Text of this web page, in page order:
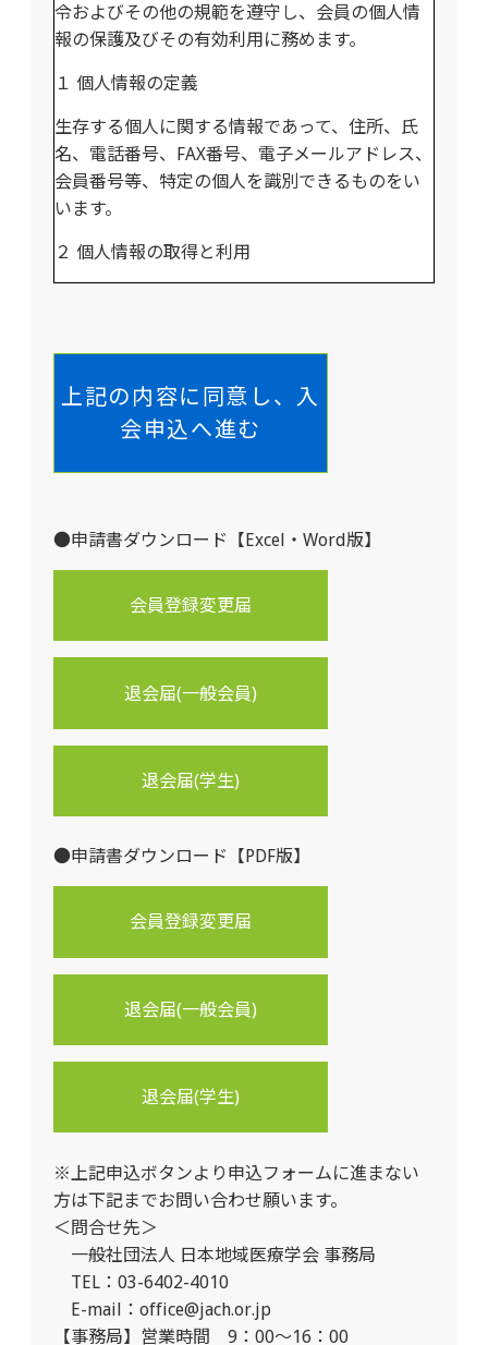
令およびその他の規範を遵守し、会員の個人情
報の保護及びその有効利用に務めます。
１ 個人情報の定義
生存する個人に関する情報であって、住所、氏
名、電話番号、FAX番号、電子メールアドレス、
会員番号等、特定の個人を識別できるものをい
います。
２ 個人情報の取得と利用
び会務を遂行するために適切な範囲かつ適正な
いた個人情報は次の目的以外に利用することは
ありません。
３ 個人情報の利用目的
目的で利用します。
行物の送付をする場合
（2）会員が本学会へ各種申請、届出、申込、問
合せ等をした際の本人確認を行う場合
（3）本学会が行う調査・研究に関する書類等の
を受け、執行役員会で妥当と認めた場合の、会
員への書類送付を行う場合
４ 個人情報の第三者への開示・提供の禁止
本学会は、以下の場合を除き、会員から取得し
た個人情報を第三者に開示または提供いたしま
（2）本学会が会務を委託する業者に開示する場
（3）法令に基づく手続きで開示を求められた場
合
５ 個人情報の管理
本学会は、個人情報管理を徹底し、取得した個
人情報の不正流用、改ざん、滅失、外部への漏
上記の内容に同意し、入
会申込へ進む
●申請書ダウンロード【Excel・Word版】
会員登録変更届
退会届(一般会員)
退会届(学生)
●申請書ダウンロード【PDF版】
会員登録変更届
退会届(一般会員)
退会届(学生)
※上記申込ボタンより申込フォームに進まない
方は下記までお問い合わせ願います。
＜問合せ先＞
一般社団法人 日本地域医療学会 事務局
TEL：03-6402-4010
E-mail：office@jach.or.jp
【事務局】営業時間 9：00～16：00